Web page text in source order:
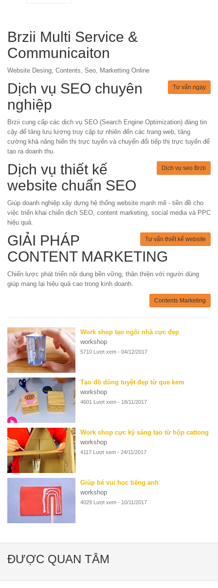
Brzii Multi Service &
Communicaiton
Website Desing, Contents, Seo, Marketting Online
Tư vấn ngay
Dịch vụ SEO chuyên
nghiệp
Brzii cung cấp các dịch vụ SEO (Search Engine Optimization) đáng tin
cậy để tăng lưu lượng truy cập tự nhiên đến các trang web, tăng
cường khả năng hiển thị trực tuyến và chuyển đổi tiếp thị trực tuyến để
tạo ra doanh thu.
Dịch vụ seo Brzii
Dịch vụ thiết kế
website chuẩn SEO
Giúp doanh nghiệp xây dựng hệ thống website mạnh mẽ - tiền đề cho
việc triển khai chiến dịch SEO, content marketing, social media và PPC
hiệu quả.
Tư vấn thiết kế website
GIẢI PHÁP
CONTENT MARKETING
Chiến lược phát triển nội dung bền vững, thân thiện với người dùng
giúp mang lại hiệu quả cao trong kinh doanh.
Contents Marketing
Work shop tạo ngôi nhà cực đẹp
workshop
5710 Lượt xem - 04/12/2017
Tạo đồ dùng tuyệt đẹp từ que kem
workshop
4601 Lượt xem - 18/11/2017
Work shop cực kỳ sáng tạo từ hộp cattong
workshop
4117 Lượt xem - 24/11/2017
Giúp bé vui học tiếng anh
workshop
4029 Lượt xem - 10/11/2017
ĐƯỢC QUAN TÂM